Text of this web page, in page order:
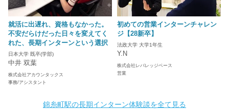
就活に出遅れ、資格もなかった。
不安だらけだった日々を変えてく
れた、長期インターンという選択
日本大学 既卒(学部)
中井 双葉
株式会社アカウンタックス
事務/アシスタント
初めての営業インターンチャレン
ジ【28新卒】
法政大学 大学1年生
Y.N
株式会社レバレッジベース
営業
錦糸町駅の長期インターン体験談を全て見る